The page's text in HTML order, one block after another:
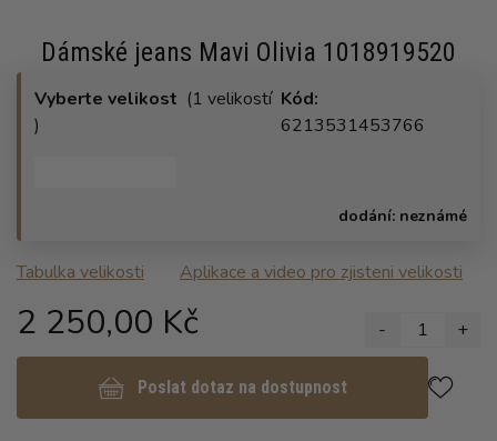
Dámské jeans Mavi Olivia 1018919520
Vyberte velikost (1 velikostí
)
Kód:
6213531453766
dodání: neznámé
Tabulka velikosti Aplikace a video pro zjisteni velikosti
2 250,00 Kč - 1 +
Poslat dotaz na dostupnost